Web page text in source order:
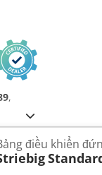
,
điều khiển